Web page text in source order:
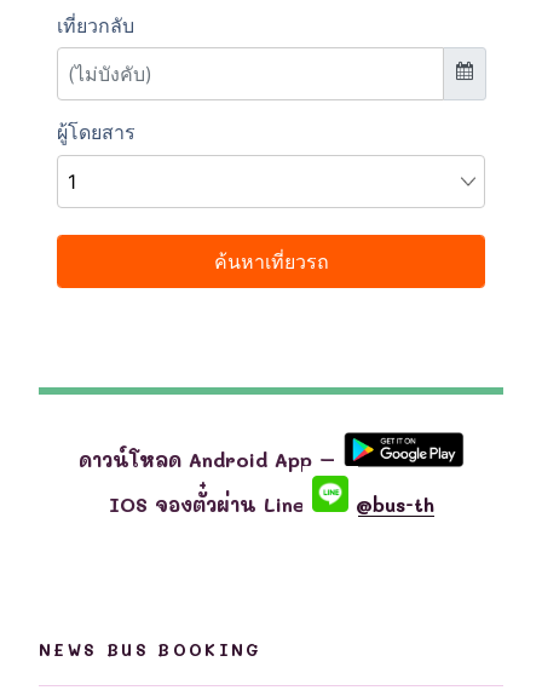
ดาวน์โหลด Android App –
IOS จองตั๋วผ่าน Line
@bus-th
NEWS BUS BOOKING